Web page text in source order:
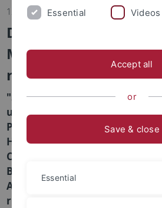
12.05.2026
Drei Artikel von
Mitarbeitenden in
rabs
"Schule im KI-Zeitalter"
und Risiken aus religiöser und
Perspektive" (Tagungsbericht)
Hand gegen Antisemitismus"
Christiane Pohl, Stefan
Bittner. Die Beiträge finden Sie
Ausgabe der rabs (1/2026).
r.de/rabs/
Essential Videos
Accept all
or
Save & close
Essential